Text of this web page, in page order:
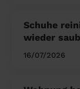
Schuhe
wieder
16/07/2026